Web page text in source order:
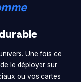
Une fois ce
le déployer sur
ou vos cartes